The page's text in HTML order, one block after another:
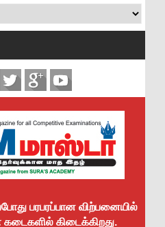
பரபரப்பான விற்பனையில்
கிடைக்கிறது.